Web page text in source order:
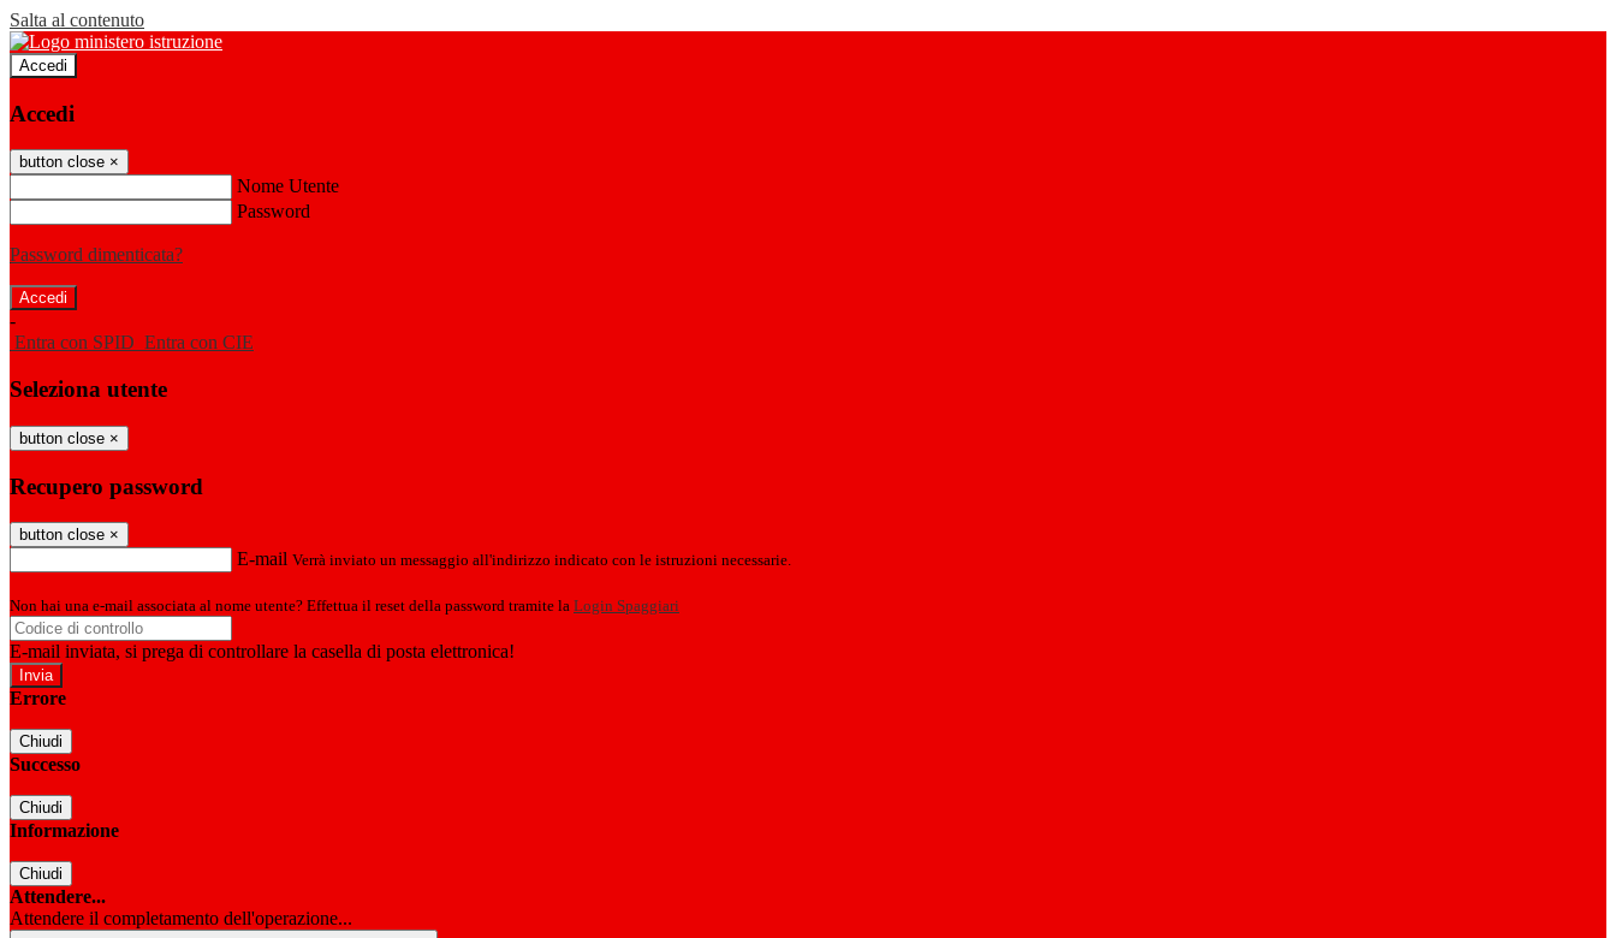
Salta al contenuto
Accedi
Accedi
button close ×
Nome Utente
Password
Password dimenticata?
-
Entra con SPID Entra con CIE
Seleziona utente
button close ×
Recupero password
button close ×
E-mail Verrà inviato un messaggio all'indirizzo indicato con le istruzioni necessarie.
Non hai una e-mail associata al nome utente? Effettua il reset della password tramite la Login Spaggiari
E-mail inviata, si prega di controllare la casella di posta elettronica!
Errore
Chiudi
Successo
Chiudi
Informazione
Chiudi
Attendere...
Attendere il completamento dell'operazione...